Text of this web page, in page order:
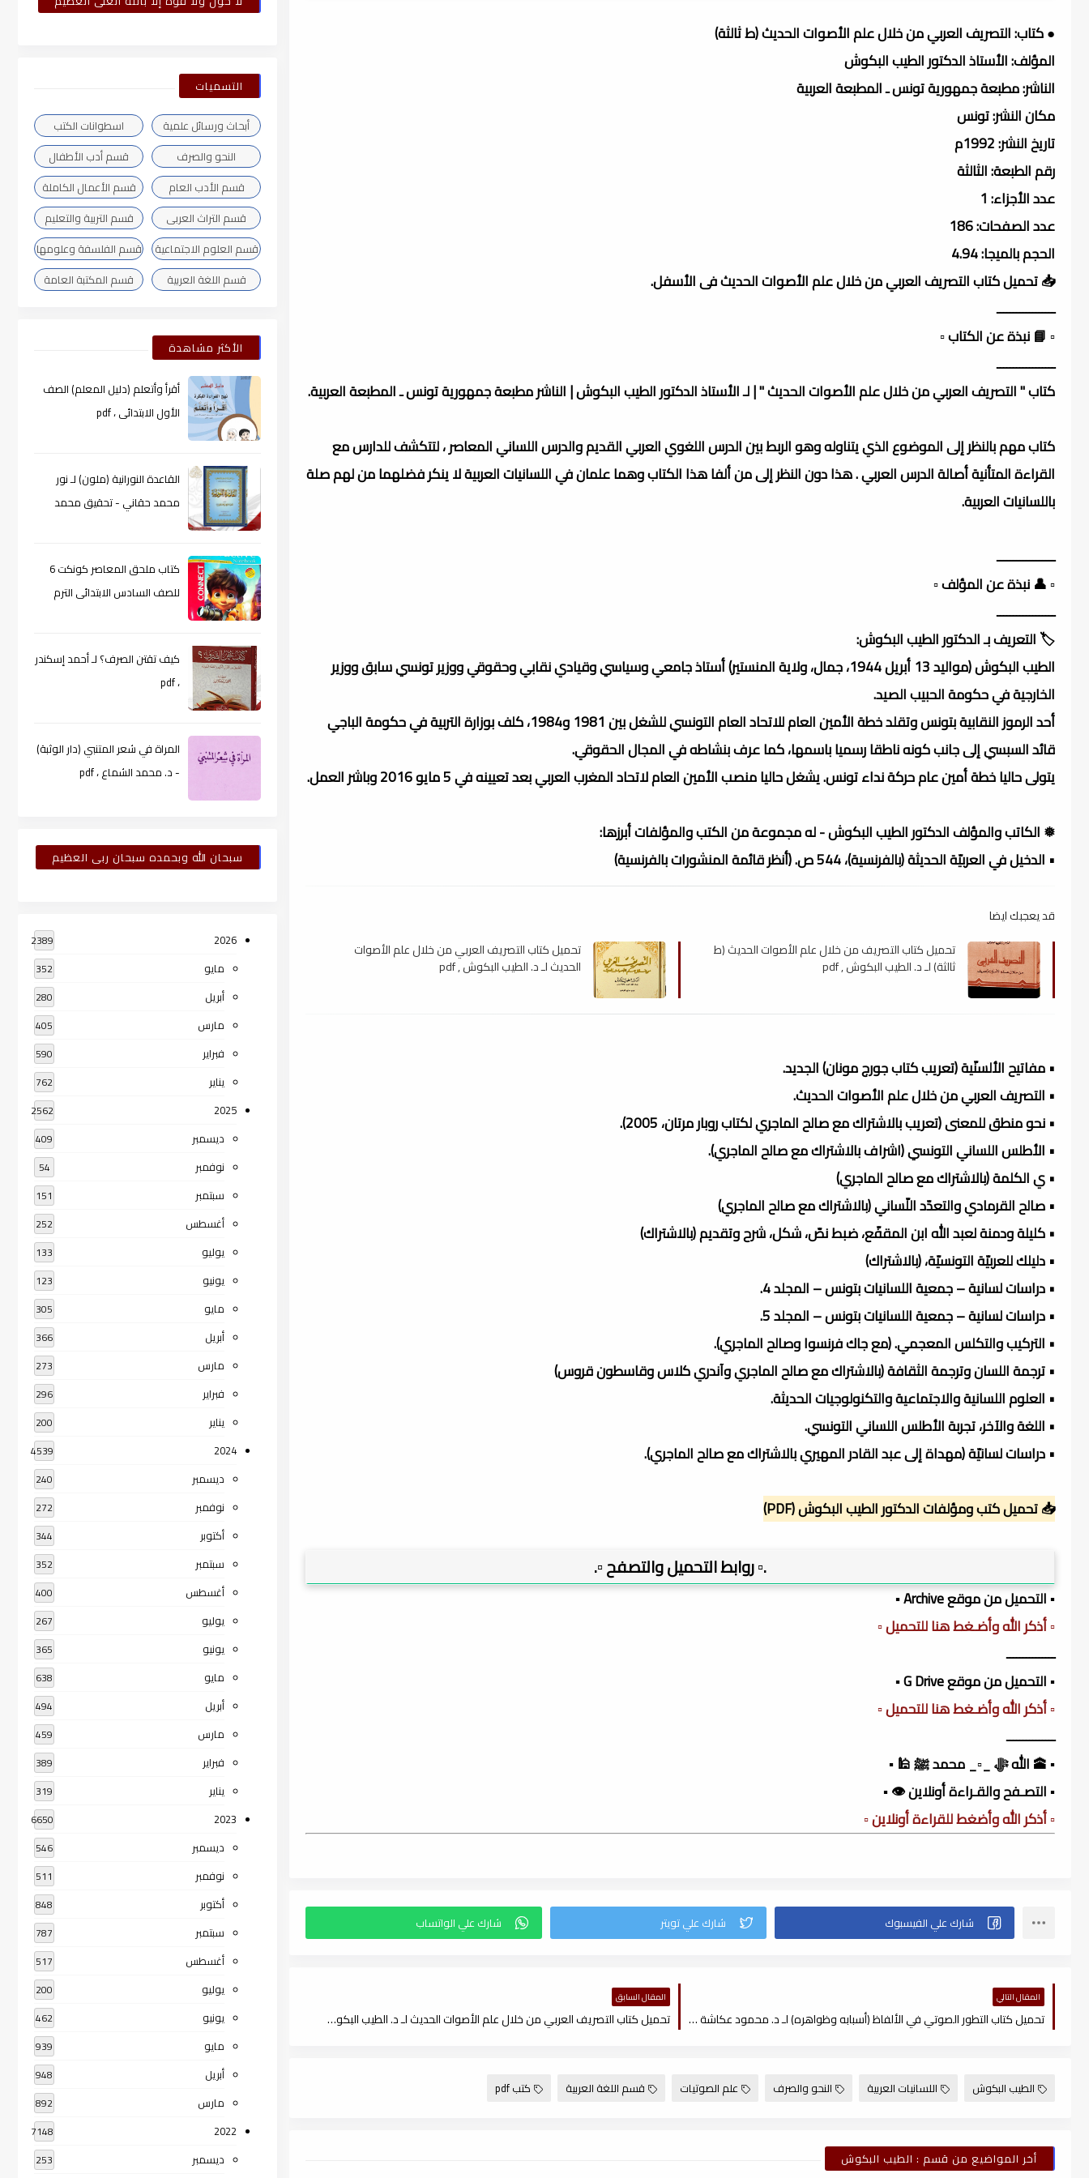
● كتاب: التصريف العربي من خلال علم الأصوات الحديث (ط ثالثة)
المؤلف: الأستاذ الدكتور الطيب البكوش
الناشر: مطبعة جمهورية تونس ـ المطبعة العربية
مكان النشر: تونس
تاريخ النشر: 1992م
رقم الطبعة: الثالثة
عدد الأجزاء: 1
عدد الصفحات: 186
الحجم بالميجا: 4.94
📥 تحميل كتاب التصريف العربي من خلال علم الأصوات الحديث فى الأسفل.
ــــــــــــــــــ
▫️ 📘 نبذة عن الكتاب ▫️
ــــــــــــــــــ
كتاب " التصريف العربي من خلال علم الأصوات الحديث " | لـ الأستاذ الدكتور الطيب البكوش | الناشر مطبعة جمهورية تونس ـ المطبعة العربية.
كتاب مهم بالنظر إلى الموضوع الذي يتناوله وهو الربط بين الدرس اللغوي العربي القديم والدرس اللساني المعاصر ، لتتكشف للدارس مع
القراءة المتأنية أصالة الدرس العربي . هذا دون النظر إلى من ألفا هذا الكتاب وهما علمان في اللسانيات العربية لا ينكر فضلهما من لهم صلة
باللسانيات العربية.
ــــــــــــــــــ
▫️ 👤 نبذة عن المؤلف ▫️
ــــــــــــــــــ
🏷️ التعريف بـ الدكتور الطيب البكوش:
الطيب البكوش (مواليد 13 أبريل 1944، جمال، ولاية المنستير) أستاذ جامعي وسياسي وقيادي نقابي وحقوقي ووزير تونسي سابق ووزير
الخارجية في حكومة الحبيب الصيد.
أحد الرموز النقابية بتونس وتقلد خطة الأمين العام للاتحاد العام التونسي للشغل بين 1981 و1984، كلف بوزارة التربية في حكومة الباجي
قائد السبسي إلى جانب كونه ناطقا رسميا باسمها، كما عرف بنشاطه في المجال الحقوقي.
يتولى حاليا خطة أمين عام حركة نداء تونس. يشغل حاليا منصب الأمين العام لاتحاد المغرب العربي بعد تعيينه في 5 مايو 2016 وباشر العمل.
❅ الكاتب والمؤلف الدكتور الطيب البكوش - له مجموعة من الكتب والمؤلفات أبرزها:
• الدخيل في العربيّة الحديثة (بالفرنسية)، 544 ص. (أنظر قائمة المنشورات بالفرنسية)
قد يعجبك ايضا
تحميل كتاب التصريف من خلال علم الأصوات الحديث (ط
ثالثة) لـ د. الطيب البكوش , pdf
تحميل كتاب التصريف العربي من خلال علم الأصوات
الحديث لـ د. الطيب البكوش , pdf
• مفاتيح الألسنّية (تعريب كتاب جورج مونان) الجديد.
• التصريف العربي من خلال علم الأصوات الحديث.
• نحو منطق للمعنى (تعريب بالاشتراك مع صالح الماجري لكتاب روبار مرتان، 2005).
• الأطلس اللساني التونسي (اشراف بالاشتراك مع صالح الماجري).
• ي الكلمة (بالاشتراك مع صالح الماجري)
• صالح القرمادي والتعدّد اللّساني (بالاشتراك مع صالح الماجري)
• كليلة ودمنة لعبد الله ابن المقفّع، ضبط نصّ، شكل، شرح وتقديم (بالاشتراك)
• دليلك للعربيّة التونسيّة، (بالاشتراك)
• دراسات لسانية – جمعية اللسانيات بتونس – المجلد 4.
• دراسات لسانية – جمعية اللسانيات بتونس – المجلد 5.
• التركيب والتكلس المعجمي. (مع جاك فرنسوا وصالح الماجري).
• ترجمة اللسان وترجمة الثقافة (بالاشتراك مع صالح الماجري وآندري كلاس وقاسطون قروس)
• العلوم اللسانية والاجتماعية والتكنولوجيات الحديثة.
• اللغة والآخر، تجربة الأطلس اللساني التونسي.
• دراسات لسانيّة (مهداة إلى عبد القادر المهيري بالاشتراك مع صالح الماجري).
📥 تحميل كتب ومؤلفات الدكتور الطيب البكوش (PDF)
.▫️ روابط التحميل والتصفح ▫️.
▪️ التحميل من موقع Archive ▪️
▫️ أذكر الله وأضـغط هنا للتحميل ▫️
ـــــــــــــــ
▪️ التحميل من موقع G Drive ▪️
▫️ أذكر الله وأضـغط هنا للتحميل ▫️
ـــــــــــــــ
▪️ 🕋 الله ﷻ _▫️_ محمد ﷺ 🕌 ▪️
▪️ التصـفح والقـراءة أونلاين 👁️ ▪️
▫️ أذكر الله وأضغط للقراءة أونلاين ▫️
المقال التالي
تحميل كتاب التطور الصوتي في الألفاظ (أسبابه وظواهره) لـ د. محمود عكاشة , pdf
المقال السابق
تحميل كتاب التصريف العربي من خلال علم الأصوات الحديث لـ د. الطيب البكوش , pdf
الطيب البكوش اللسانيات العربية النحو والصرف علم الصوتيات قسم اللغة العربية كتب pdf
أخر المواضيع من قسم : الطيب البكوش
التسميات
أبحاث ورسائل علمية
اسطوانات الكتب
النحو والصرف
قسم أدب الأطفال
قسم الأدب العام
قسم الأعمال الكاملة
قسم التراث العربى
قسم التربية والتعليم
قسم العلوم الاجتماعية
قسم الفلسفة وعلومها
قسم اللغة العربية
قسم المكتبة العامة
الأكثر مشاهدة
أقرأ وأتعلم (دليل المعلم) الصف
الأول الابتدائى ، pdf
القاعدة النورانية (ملون) لـ نور
محمد حقاني - تحقيق محمد
كتاب ملحق المعاصر كونكت 6
للصف السادس الابتدائى الترم
كيف تقتن الصرف؟ لـ أحمد إسكندر
، pdf
المراة في شعر المتنبي (دار الوثبة)
- د. محمد الشماع ، pdf
سبحان الله وبحمده سبحان ربى العظيم
2026
2389
مايو 352
أبريل 280
مارس 405
فبراير 590
يناير 762
2025
2562
ديسمبر 409
نوفمبر 54
سبتمبر 151
أغسطس 252
يوليو 133
يونيو 123
مايو 305
أبريل 366
مارس 273
فبراير 296
يناير 200
2024
4539
ديسمبر 240
نوفمبر 272
أكتوبر 344
سبتمبر 352
أغسطس 400
يوليو 267
يونيو 365
مايو 638
أبريل 494
مارس 459
فبراير 389
يناير 319
2023
6650
ديسمبر 546
نوفمبر 511
أكتوبر 848
سبتمبر 787
أغسطس 517
يوليو 200
يونيو 462
مايو 939
أبريل 948
مارس 892
2022
7148
ديسمبر 253